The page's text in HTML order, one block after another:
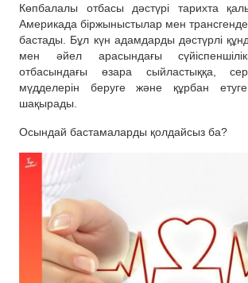
Көпбалалы отбасы дәстүрі тарихта
Америкада біржыныстылар мен
бастады. Бұл күн адамдарды дәстүрлі
мен әйел арасындағы
отбасындағы өзара сыйластыққа,
мүдделерін беруге және құрбан
шақырады.
Осындай бастамаларды қолдайсыз ба?